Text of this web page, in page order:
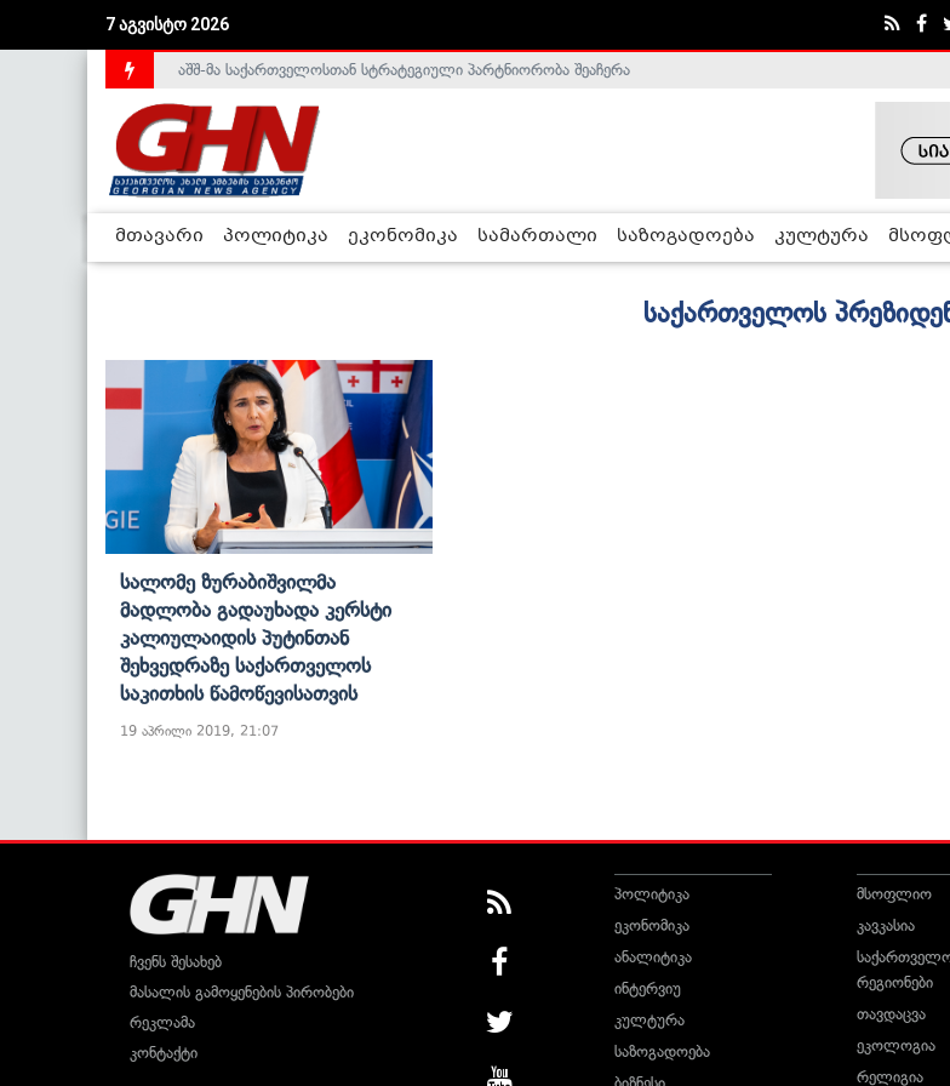
7 აგვისტო 2026
აშშ-მა საქართველოსთან სტრატეგიული პარტნიორობა შეაჩერა
მთავარი პოლიტიკა ეკონომიკა სამართალი საზოგადოება კულტურა
საქართველოს
Სალომე Ზურაბიშვილმა
Მადლობა Გადაუხადა Კერსტი
Კალიულაიდის Პუტინთან
Შეხვედრაზე Საქართველოს
Საკითხის Წამოწევისათვის
19 აპრილი 2019, 21:07
ჩვენს შესახებ
მასალის გამოყენების პირობები
რეკლამა
კონტაქტი
პოლიტიკა
ეკონომიკა
ანალიტიკა
ინტერვიუ
კულტურა
საზოგადოება
მსოფლიო
კავკასია
რეგიონები
თავდაცვა
ეკოლოგია
რელიგია